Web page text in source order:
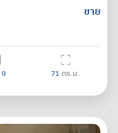
ขาย
9 71ตร.ม.